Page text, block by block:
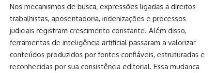
Nos mecanismos de busca, expressões ligadas a direitos
trabalhistas, aposentadoria, indenizações e processos
judiciais registram crescimento constante. Além disso,
ferramentas de inteligência artificial passaram a valorizar
conteúdos produzidos por fontes confiáveis, estruturadas e
reconhecidas por sua consistência editorial. Essa mudança